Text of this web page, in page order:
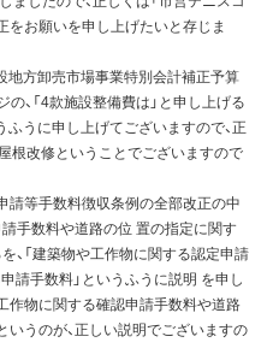
をお願いを申し上げたいと存じま
地方卸売市場事業特別会計補正予算
、「4款施設整備費は」と申し上げる
ふうに申し上げてございますので、正
根改修ということでございますので
請等手数料徴収条例の全部改正の中
請手数料や道路の位 置の指定に関す
、「建築物や工作物に関する認定申請
請手数料」というふうに説明 を申し
作物に関する確認申請手数料や道路
いうのが、正しい説明でございますの